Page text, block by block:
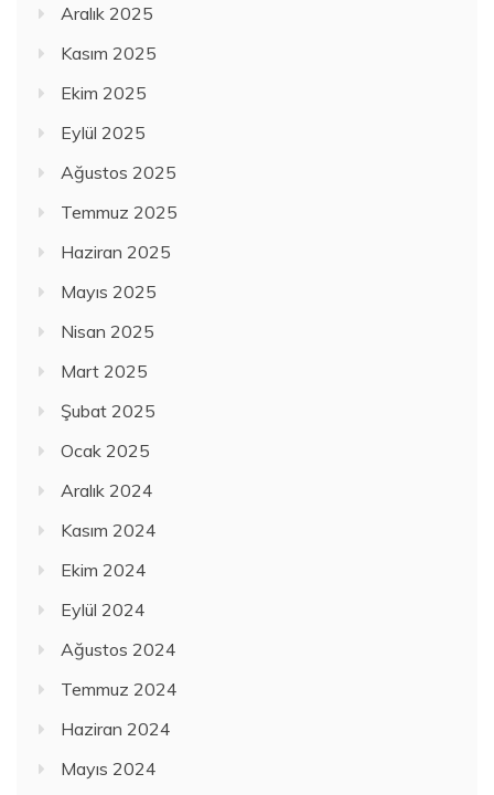
Aralık 2025
Kasım 2025
Ekim 2025
Eylül 2025
Ağustos 2025
Temmuz 2025
Haziran 2025
Mayıs 2025
Nisan 2025
Mart 2025
Şubat 2025
Ocak 2025
Aralık 2024
Kasım 2024
Ekim 2024
Eylül 2024
Ağustos 2024
Temmuz 2024
Haziran 2024
Mayıs 2024